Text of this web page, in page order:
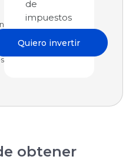
de
impuestos
Quiero invertir
obtener